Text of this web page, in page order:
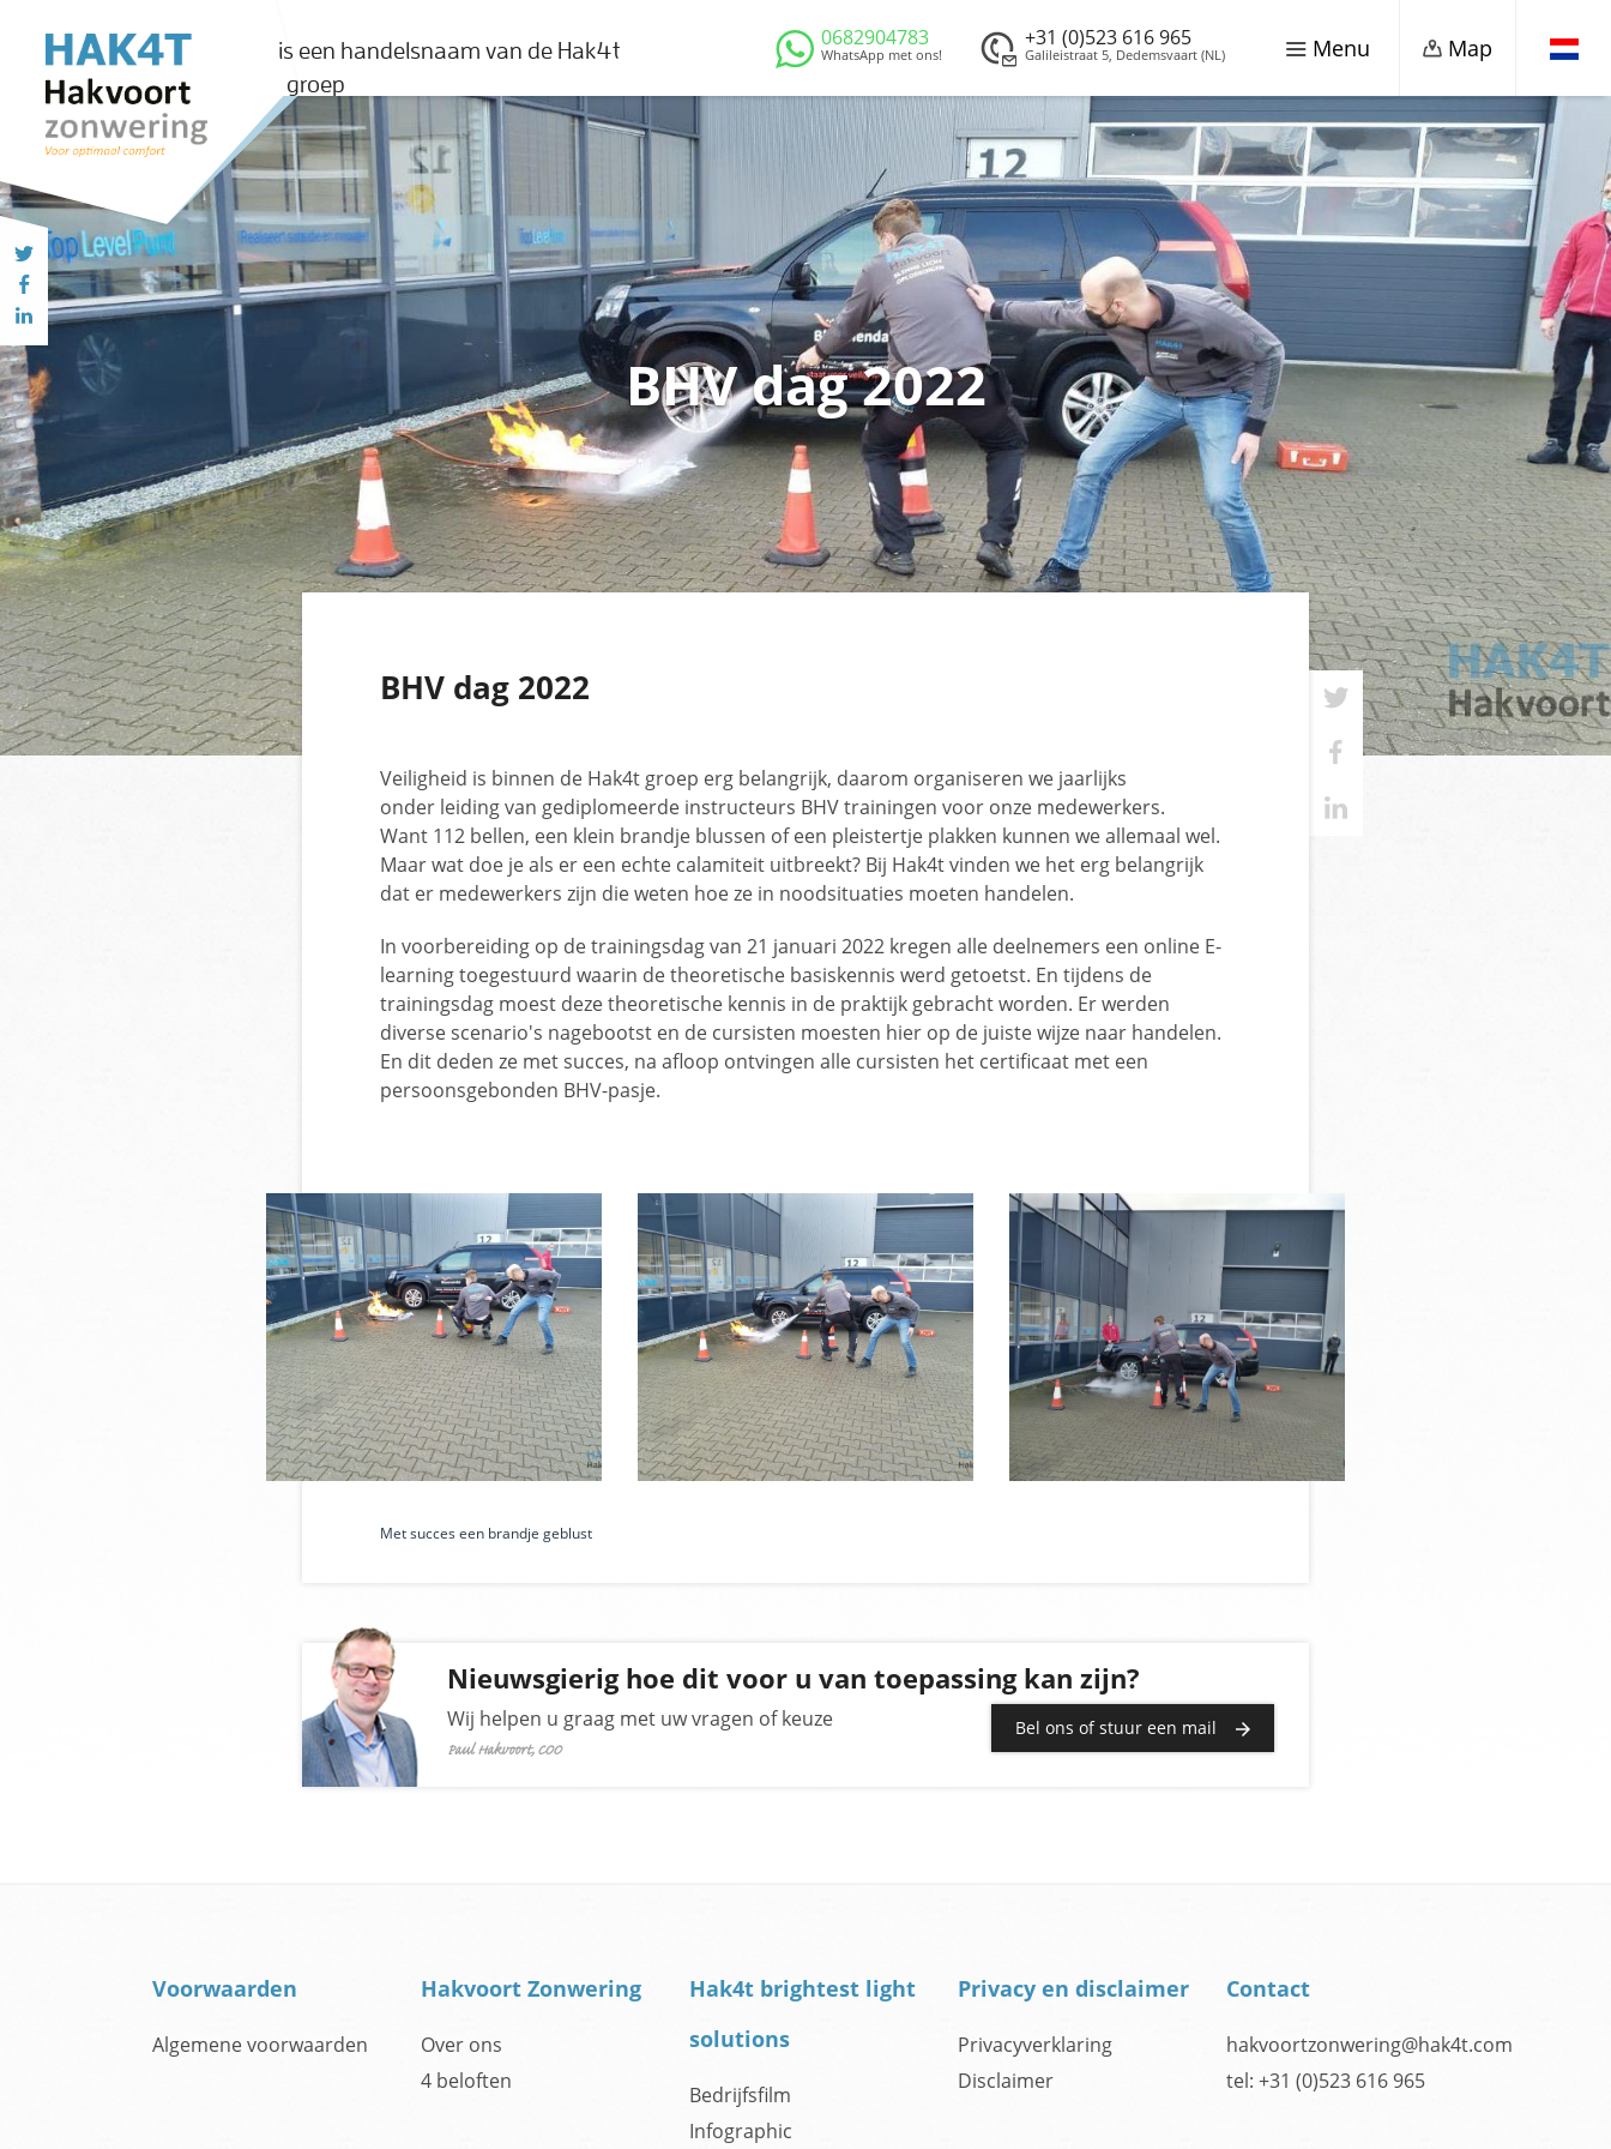
is een handelsnaam van de Hak4t
groep
Menu Map
+31 (0)523 616 965
Galileistraat 5, Dedemsvaart (NL)
0682904783
WhatsApp met ons!
BHV dag 2022
BHV dag 2022
Veiligheid is binnen de Hak4t groep erg belangrijk, daarom organiseren we jaarlijks
onder leiding van gediplomeerde instructeurs BHV trainingen voor onze medewerkers.
Want 112 bellen, een klein brandje blussen of een pleistertje plakken kunnen we allemaal wel.
Maar wat doe je als er een echte calamiteit uitbreekt? Bij Hak4t vinden we het erg belangrijk
dat er medewerkers zijn die weten hoe ze in noodsituaties moeten handelen.
In voorbereiding op de trainingsdag van 21 januari 2022 kregen alle deelnemers een online E-
learning toegestuurd waarin de theoretische basiskennis werd getoetst. En tijdens de
trainingsdag moest deze theoretische kennis in de praktijk gebracht worden. Er werden
diverse scenario's nagebootst en de cursisten moesten hier op de juiste wijze naar handelen.
En dit deden ze met succes, na afloop ontvingen alle cursisten het certificaat met een
persoonsgebonden BHV-pasje.
Met succes een brandje geblust
Nieuwsgierig hoe dit voor u van toepassing kan zijn?
Bel ons of stuur een mail
Wij helpen u graag met uw vragen of keuze
Paul Hakvoort, COO
Voorwaarden
Algemene voorwaarden
Hakvoort Zonwering
Over ons
4 beloften
Hak4t brightest light
solutions
Bedrijfsfilm
Infographic
Privacy en disclaimer
Privacyverklaring
Disclaimer
Contact
hakvoortzonwering@hak4t.com
tel: +31 (0)523 616 965